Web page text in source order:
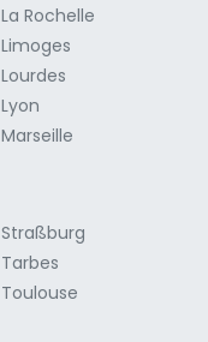
Rochelle